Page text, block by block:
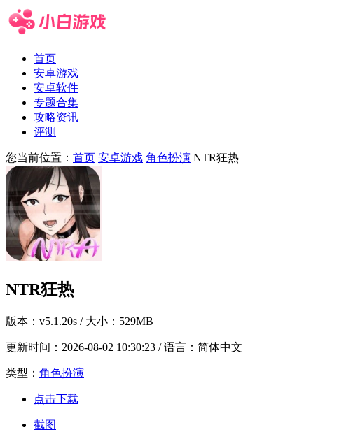
首页
安卓游戏
安卓软件
专题合集
攻略资讯
评测
您当前位置： 首页 安卓游戏 角色扮演 NTR狂热
NTR狂热
版本： v5.1.20s / 大小：529MB
更新时间： 2026-08-02 10:30:23 / 语言：简体中文
类型： 角色扮演
点击下载
截图